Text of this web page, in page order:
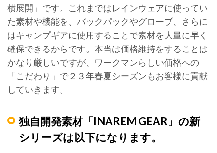
横展開」です。これまではレインウェアに使ってい
た素材や機能を、バックパックやグローブ、さらに
はキャンプギアに使用することで素材を大量に早く
確保できるからです。本当は価格維持をすることは
かなり厳しいですが、ワークマンらしい価格への
「こだわり」で２３年春夏シーズンもお客様に貢献
していきます。
独自開発素材「INAREM GEAR」の新
シリーズは以下になります。